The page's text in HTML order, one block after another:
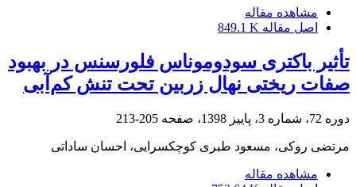
مشاهده مقاله
اصل مقاله 849.1 K
تأثیر باکتری سودوموناس فلورسنس در بهبود
صفات ریختی نهال زربین تحت تنش کم‌آبی
دوره 72، شماره 3، پاییز 1398، صفحه 205-213
مرتضی روکی، مسعود طبری کوچکسرایی، احسان ساداتی
مشاهده مقاله